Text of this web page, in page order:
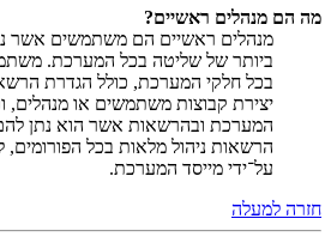
מה הם מנהלים ראשיים?
מנהלים ראשיים הם משתמשים אשר
ביותר של שליטה בכל המערכת.
בכל חלקי המערכת, כולל הגדרת
יצירת קבוצות משתמשים או מנהלים,
המערכת ובהרשאות אשר הוא נתן
הרשאות ניהול מלאות בכל
על־ידי מייסד המערכת.
חזרה למעלה